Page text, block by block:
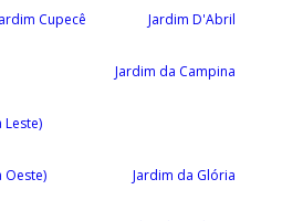
Cupecê Jardim D'Abril
Jardim da Campina
Leste)
Oeste) Jardim da Glória